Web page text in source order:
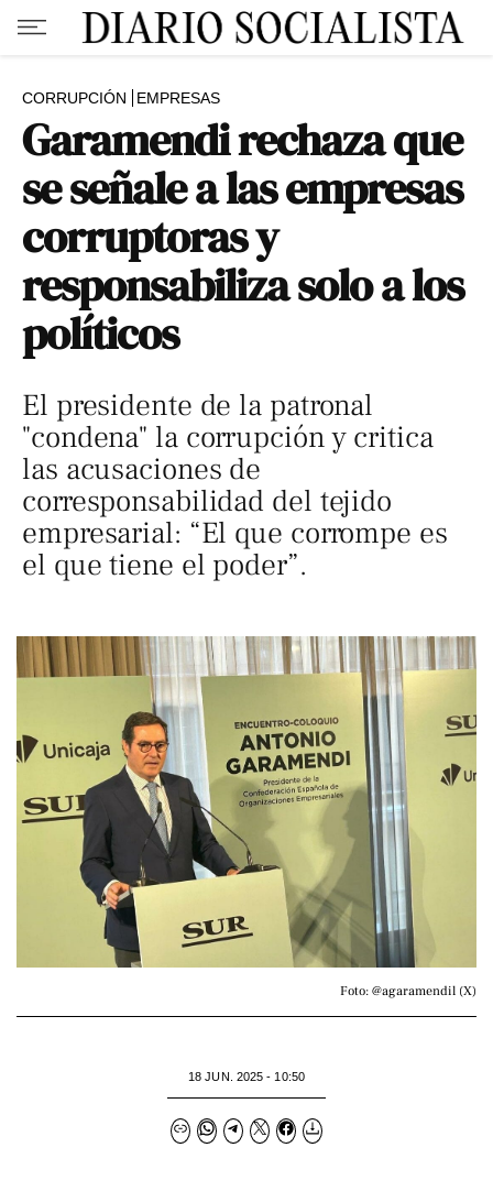
CORRUPCIÓN EMPRESAS
Garamendi rechaza que
se señale a las empresas
corruptoras y
responsabiliza solo a los
políticos
El presidente de la patronal
"condena" la corrupción y critica
las acusaciones de
corresponsabilidad del tejido
empresarial: “El que corrompe es
el que tiene el poder”.
Foto: @agaramendil (X)
18 JUN. 2025 - 10:50